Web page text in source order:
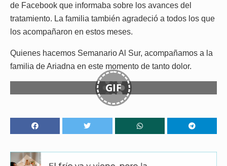
de Facebook que informaba sobre los avances del
tratamiento. La familia también agradeció a todos los que
los acompañaron en estos meses.
Quienes hacemos Semanario Al Sur, acompañamos a la
familia de Ariadna en este momento de tanto dolor.
GIF